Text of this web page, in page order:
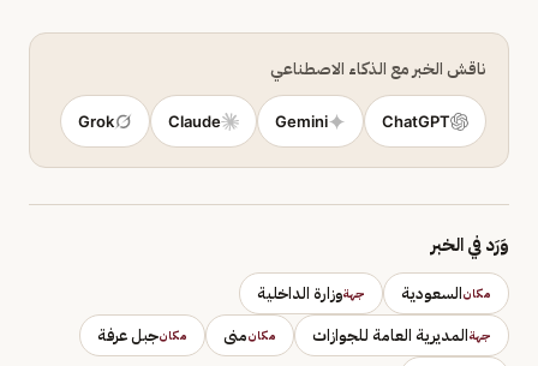
ناقش الخبر مع الذكاء الاصطناعي
ChatGPT
Gemini
Claude
Grok
وَرَد في الخبر
مكانالسعودية جهةوزارة الداخلية
جهةالمديرية العامة للجوازات مكانمنى مكانجبل عرفة